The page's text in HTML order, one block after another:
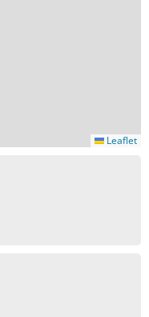
Leaflet